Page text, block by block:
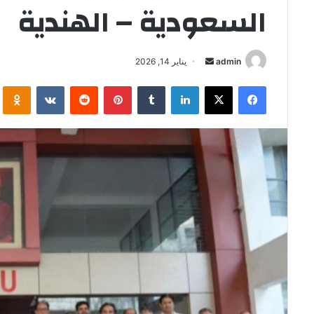
السعودية – الهندية
admin
أرسل
إلكترونيا
يناير 14, 2026
فيسبوك ‫X لينكدإن بينتيريست